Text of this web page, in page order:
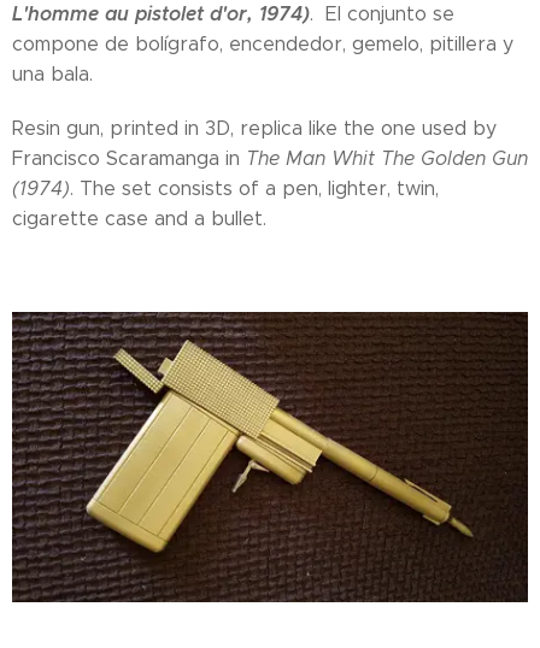
L'homme au pistolet d'or, 1974). El conjunto se
compone de bolígrafo, encendedor, gemelo, pitillera y
una bala.
Resin gun, printed in 3D, replica like the one used by
Francisco Scaramanga in The Man Whit The Golden Gun
(1974). The set consists of a pen, lighter, twin,
cigarette case and a bullet.